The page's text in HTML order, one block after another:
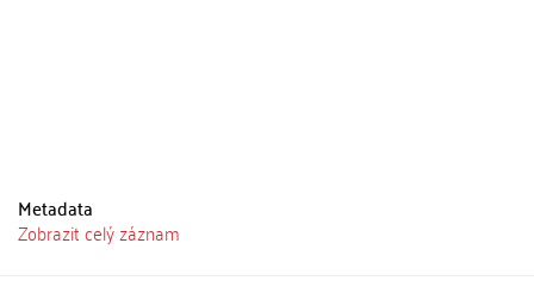
Metadata
Zobrazit celý záznam